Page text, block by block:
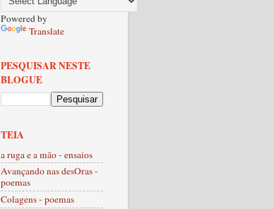
Powered by
Translate
PESQUISAR NESTE
BLOGUE
TEIA
a ruga e a mão - ensaios
Avançando nas desOras -
poemas
Colagens - poemas